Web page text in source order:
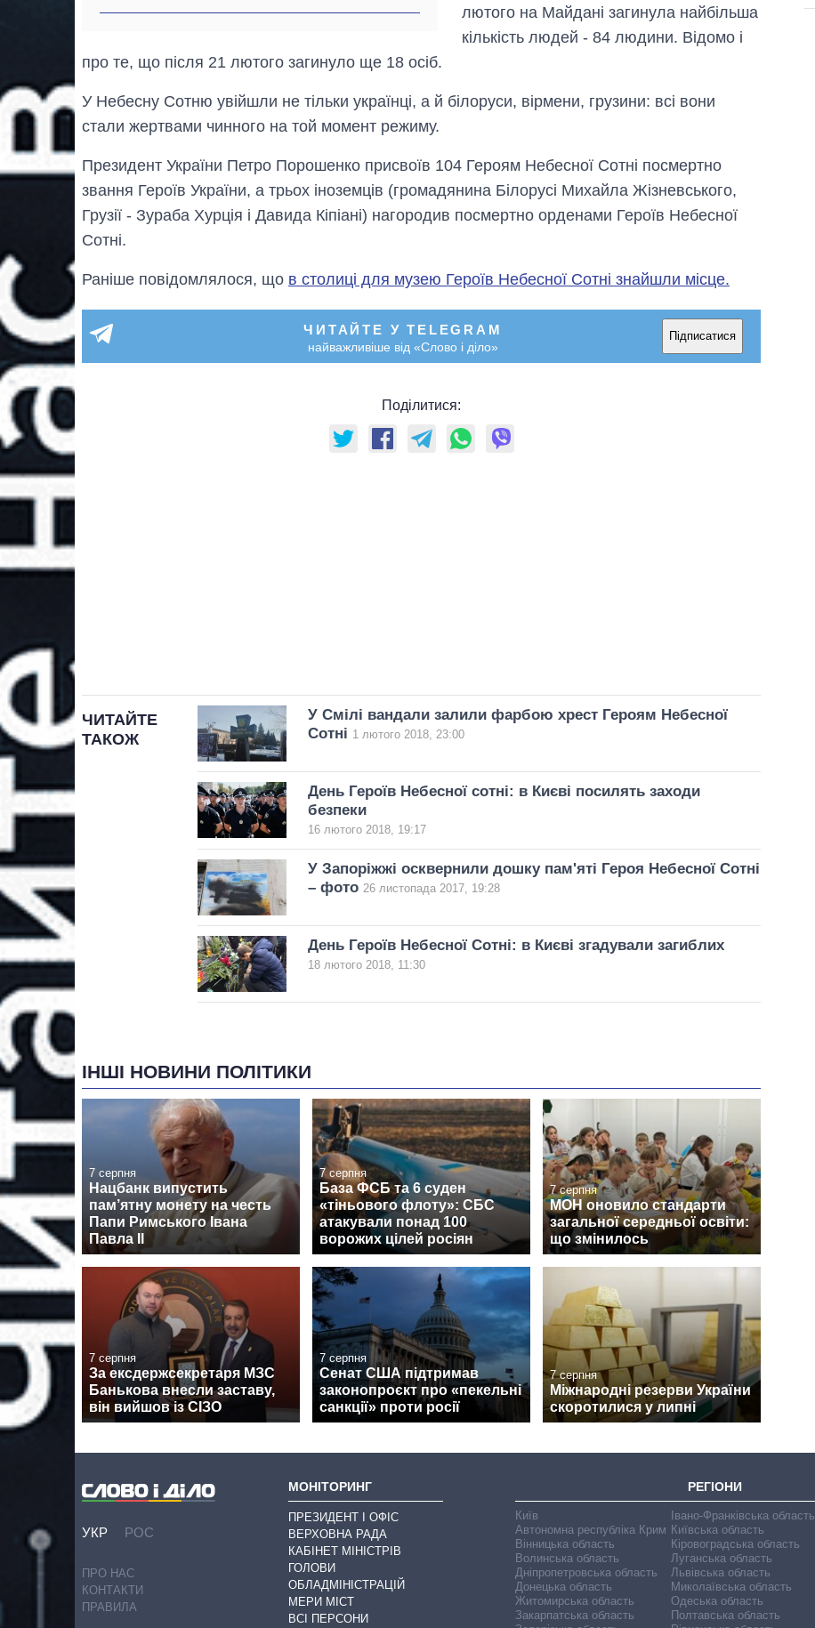
лютого на Майдані загинула найбільша
кількість людей - 84 людини. Відомо і
про те, що після 21 лютого загинуло ще 18 осіб.
У Небесну Сотню увійшли не тільки українці, а й білоруси, вірмени, грузини: всі вони
стали жертвами чинного на той момент режиму.
Президент України Петро Порошенко присвоїв 104 Героям Небесної Сотні посмертно
звання Героїв України, а трьох іноземців (громадянина Білорусі Михайла Жізневського,
Грузії - Зураба Хурція і Давида Кіпіані) нагородив посмертно орденами Героїв Небесної
Сотні.
Раніше повідомлялося, що в столиці для музею Героїв Небесної Сотні знайшли місце.
ЧИТАЙТЕ У TELEGRAM
найважливіше від «Слово і діло»
Підписатися
Поділитися:
ЧИТАЙТЕ
ТАКОЖ
У Смілі вандали залили фарбою хрест Героям Небесної
Сотні 1 лютого 2018, 23:00
День Героїв Небесної сотні: в Києві посилять заходи
безпеки
16 лютого 2018, 19:17
У Запоріжжі осквернили дошку пам'яті Героя Небесної Сотні
– фото 26 листопада 2017, 19:28
День Героїв Небесної Сотні: в Києві згадували загиблих
18 лютого 2018, 11:30
ІНШІ НОВИНИ ПОЛІТИКИ
7 серпня
Нацбанк випустить
пам’ятну монету на честь
Папи Римського Івана
Павла II
7 серпня
База ФСБ та 6 суден
«тіньового флоту»: СБС
атакували понад 100
ворожих цілей росіян
7 серпня
МОН оновило стандарти
загальної середньої освіти:
що змінилось
7 серпня
За ексдержсекретаря МЗС
Банькова внесли заставу,
він вийшов із СІЗО
7 серпня
Сенат США підтримав
законопроєкт про «пекельні
санкції» проти росії
7 серпня
Міжнародні резерви України
скоротилися у липні
УКР РОС
ПРО НАС
КОНТАКТИ
ПРАВИЛА
МОНІТОРИНГ
ПРЕЗИДЕНТ І ОФІС
ВЕРХОВНА РАДА
КАБІНЕТ МІНІСТРІВ
ГОЛОВИ
ОБЛАДМІНІСТРАЦІЙ
МЕРИ МІСТ
ВСІ ПЕРСОНИ
РЕГІОНИ
Київ
Автономна республіка Крим
Вінницька область
Волинська область
Дніпропетровська область
Донецька область
Житомирська область
Закарпатська область
Івано-Франківська область
Київська область
Кіровоградська область
Луганська область
Львівська область
Миколаївська область
Одеська область
Полтавська область